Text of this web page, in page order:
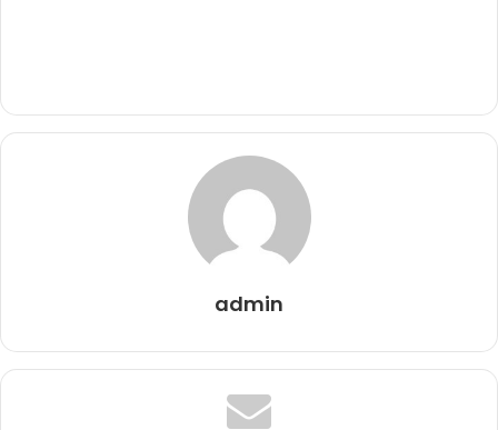
admin